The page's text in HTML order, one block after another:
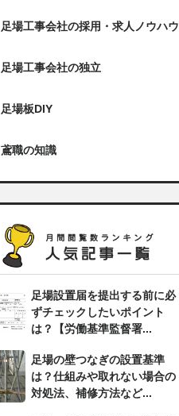
足場工事会社の採用・求人ノウハウ
足場工事会社の独立
足場板DIY
鳶職の知識
足場設置届を提出する前に必
ずチェックしたいポイント
は？【労働基準監督署...
足場の壁つなぎの設置基準
は？仕組みや取れない場合の
対処法、補修方法など...